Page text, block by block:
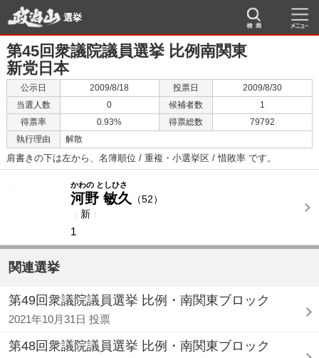
選挙
第45回衆議院議員選挙 比例南関東
新党日本
公示日 2009/8/18 投票日
2009/8/30
当選人数
0 候補者数
1
得票率
0.93% 得票総数
79792
執行理由
解散
肩書きの下は左から、名簿順位 / 重複・小選挙区 / 惜敗率 です。
かわの としひさ
河野 敏久
（52）
新
1
関連選挙
第49回衆議院議員選挙 比例・南関東ブロック
2021年10月31日 投票
第48回衆議院議員選挙 比例・南関東ブロック